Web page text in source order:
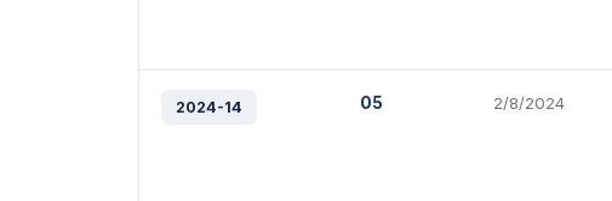
2024-14 05 2/8/2024